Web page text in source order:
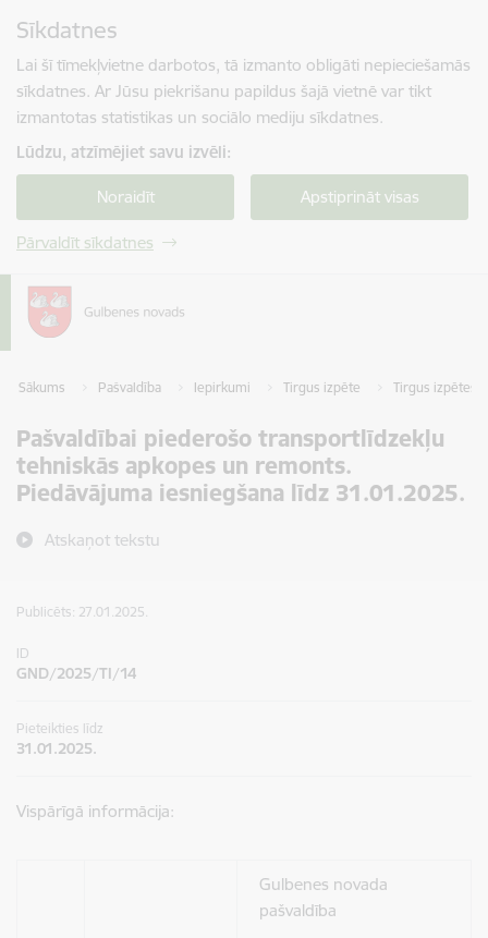
Sīkdatnes
Lai šī tīmekļvietne darbotos, tā izmanto obligāti nepieciešamās
sīkdatnes. Ar Jūsu piekrišanu papildus šajā vietnē var tikt
izmantotas statistikas un sociālo mediju sīkdatnes.
Lūdzu, atzīmējiet savu izvēli:
Noraidīt Apstiprināt visas
Pārvaldīt sīkdatnes
Sākums Pašvaldība Iepirkumi Tirgus izpēte Tirgus izpētes
Pašvaldībai piederošo transportlīdzekļu
tehniskās apkopes un remonts.
Piedāvājuma iesniegšana līdz 31.01.2025.
Atskaņot tekstu
Publicēts: 27.01.2025.
ID
GND/2025/TI/14
Pieteikties līdz
31.01.2025.
Vispārīgā informācija:
Gulbenes novada
pašvaldība